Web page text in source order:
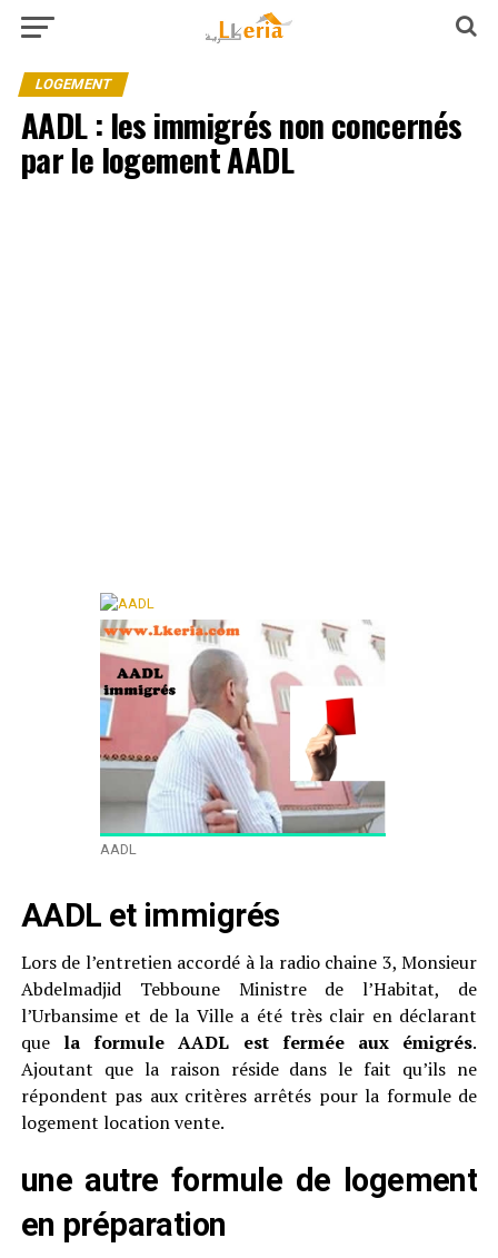
LOGEMENT
AADL : les immigrés non concernés
par le logement AADL
AADL
AADL et immigrés
Lors de l’entretien accordé à la radio chaine 3, Monsieur
Abdelmadjid Tebboune Ministre de l’Habitat, de
l’Urbansime et de la Ville a été très clair en déclarant
que la formule AADL est fermée aux émigrés.
Ajoutant que la raison réside dans le fait qu’ils ne
répondent pas aux critères arrêtés pour la formule de
logement location vente.
une autre formule de logement
en préparation